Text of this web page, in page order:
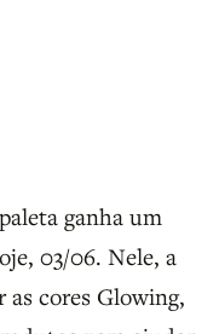
ganha um
03/06. Nele, a
cores Glowing,